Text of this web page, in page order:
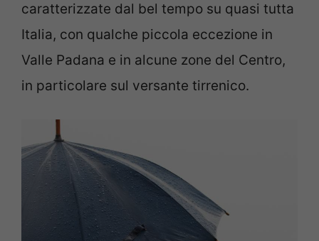
caratterizzate dal bel tempo su quasi tutta
Italia, con qualche piccola eccezione in
Valle Padana e in alcune zone del Centro,
in particolare sul versante tirrenico.